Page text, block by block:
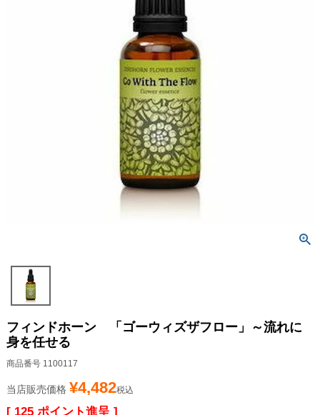
フィンドホーン 「ゴーウィズザフロー」～流れに
身を任せる
商品番号 1100117
当店販売価格 ¥4,482税込
[ 125 ポイント進呈 ]